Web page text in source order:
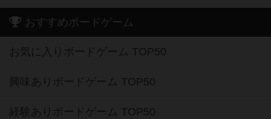
おすすめボードゲーム
お気に入りボードゲーム TOP50
興味ありボードゲーム TOP50
経験ありボードゲーム TOP50